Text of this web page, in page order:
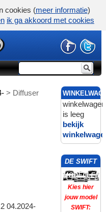
> Diffuser
04.2024-
winkelwagen
is leeg
bekijk
DE SWIFT
MODELLEN
Kies hier
jouw model
SWIFT:
cookies (meer informatie)
ik ga akkoord met cookies